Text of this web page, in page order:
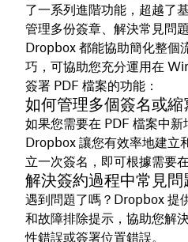
了一系列進階功能，超越了
管理多份簽章、解決常見問
Dropbox 都能協助簡化整個
巧，可協助您充分運用在
簽署 PDF 檔案的功能：
如何管理多個簽名或縮
如果您需要在 PDF 檔案中新
Dropbox 讓您有效率地建立
立一次簽名，即可根據需要
解決簽約過程中常見問
遇到問題了嗎？Dropbox 提
和故障排除提示，協助您解
性錯誤或簽署位置錯誤。